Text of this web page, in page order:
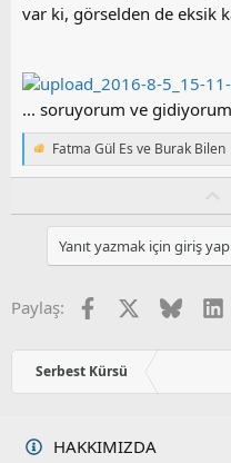
var ki, görselden de eksik
... soruyorum ve
T
e
Fatma Gül Es ve Burak Bilen
l
Yanıt yazmak için giriş
Paylaş: Facebook Bluesky
Serbest Kürsü
HAKKIMIZDA